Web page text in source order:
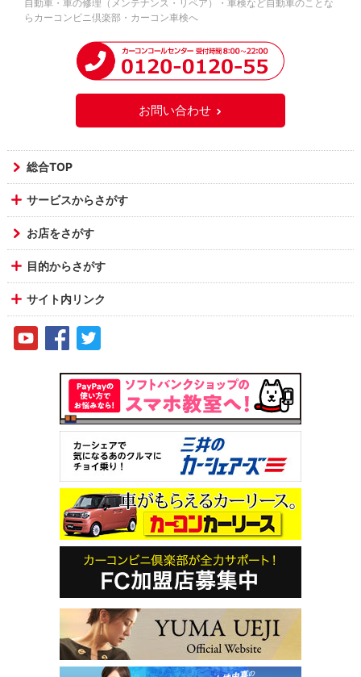
自動車・車の修理（メンテナンス・リペア）・車検など自動車のことな
らカーコンビニ倶楽部・カーコン車検へ
お問い合わせ
総合TOP
サービスからさがす
お店をさがす
目的からさがす
サイト内リンク